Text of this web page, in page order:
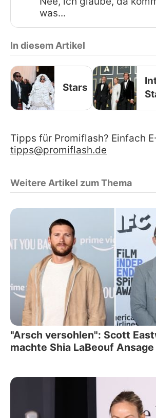
was...
In diesem Artikel
Stars
Tipps für Promiflash? Einfach
tipps@promiflash.de
Weitere Artikel zum Thema
"Arsch versohlen": Scott
machte Shia LaBeouf Ansage